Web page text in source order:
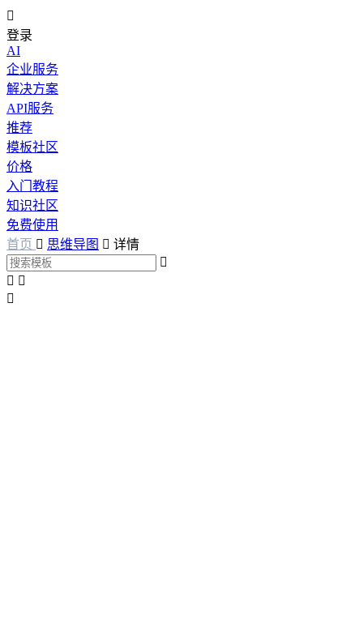

登录
AI
企业服务
解决方案
API服务
推荐
模板社区
价格
入门教程
知识社区
免费使用
首页  思维导图  详情

 
